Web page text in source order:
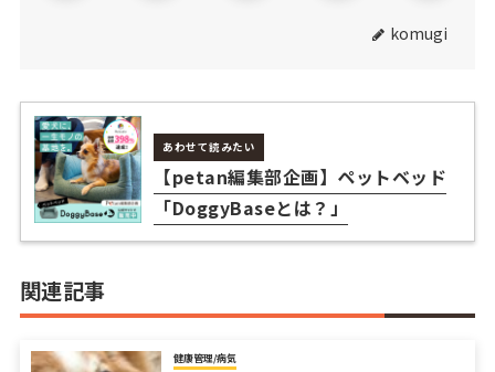
komugi
あわせて読みたい
【petan編集部企画】ペットベッド
「DoggyBaseとは？」
関連記事
健康管理/病気